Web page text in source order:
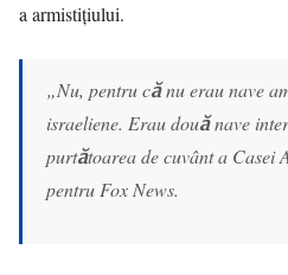
a armistițiului.
„Nu, pentru că nu erau nave
israeliene. Erau două nave
purtătoarea de cuvânt a Casei
pentru Fox News.